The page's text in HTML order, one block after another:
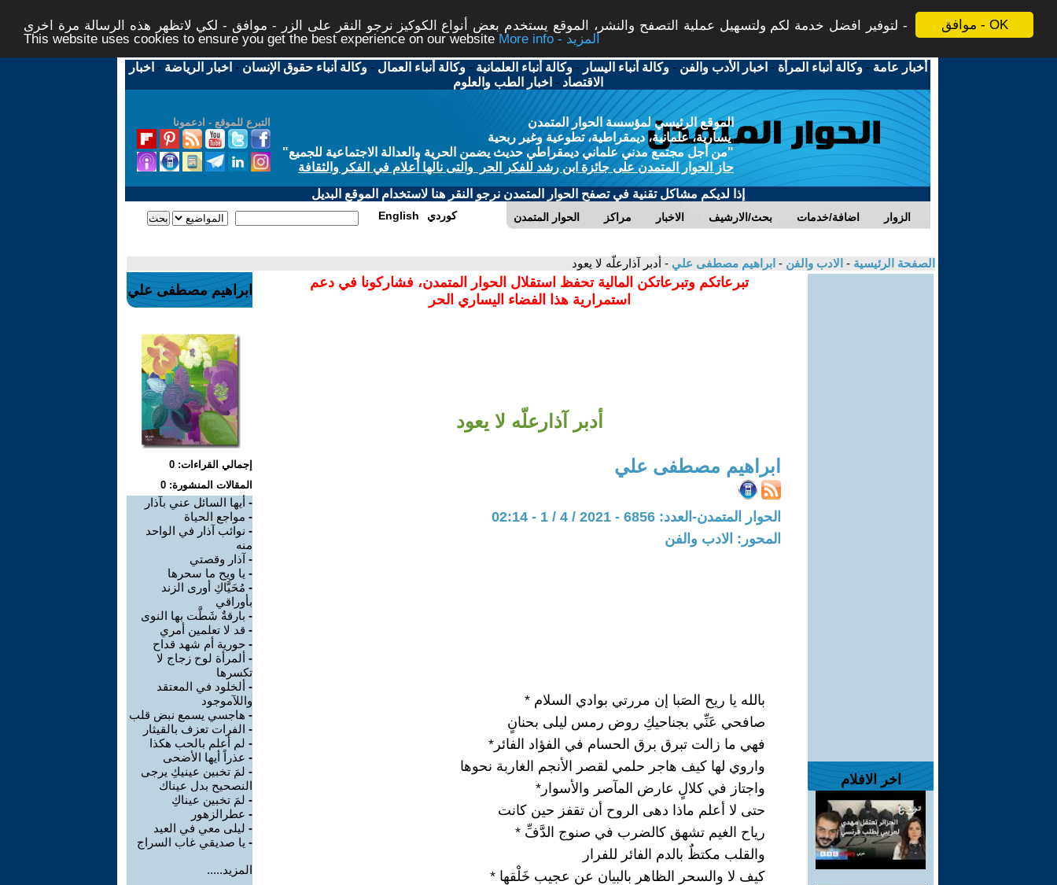
موافق - OK
لتوفير افضل خدمة لكم ولتسهيل عملية التصفح والنشر، الموقع يستخدم بعض أنواع الكوكيز نرجو النقر على الزر - موافق - لكي لاتظهر هذه الرسالة مرة اخرى -
This website uses cookies to ensure you get the best experience on our website
More info - المزيد
أخبار عامة -وكالة أنباء المرأة - اخبار الأدب والفن -وكالة أنباء اليسار -وكالة أنباء العلمانية -وكالة أنباء العمال -وكالة أنباء حقوق الإنسان - اخبار الرياضة - اخبار
الاقتصاد - اخبار الطب والعلوم
التبرع للموقع - ادعمونا
الموقع الرئيسي لمؤسسة الحوار المتمدن
يسارية، علمانية، ديمقراطية، تطوعية وغير ربحية
"من أجل مجتمع مدني علماني ديمقراطي حديث يضمن الحرية والعدالة الاجتماعية للجميع"
حاز الحوار المتمدن على جائزة ابن رشد للفكر الحر والتى نالها أعلام في الفكر والثقافة
إذا لديكم مشاكل تقنية في تصفح الحوار المتمدن نرجو النقر هنا لاستخدام الموقع البديل
الحوار المتمدن مراكز الاخبار بحث/الارشيف اضافة/خدمات الزوار English كوردي
الصفحة الرئيسية - الادب والفن - ابراهيم مصطفى علي - أدبر آذارعلّه لا يعود
اخر الافلام
تبرعاتكم وتبرعاتكن المالية تحفظ استقلال الحوار المتمدن، فشاركونا في دعم
استمرارية هذا الفضاء اليساري الحر
أدبر آذارعلّه لا يعود
ابراهيم مصطفى علي
الحوار المتمدن-العدد: 6856 - 2021 / 4 / 1 - 02:14
المحور: الادب والفن
بالله يا ريح الصَبا إن مررتي بوادي السلام *
صافحي عَنِّي بجناحيكِ روض رمس ليلى بحنانٍ
فهي ما زالت تبرق برق الحسام في الفؤاد الفائر*
واروي لها كيف هاجر حلمي لقصر الأنجم الغاربة نحوها
واجتاز في كلالٍ عارض المآصر والأسوار*
حتى لا أعلم ماذا دهى الروح أن تقفز حين كانت
رياح الغيم تشهق كالضرب في صنوج الدَّفِّ *
والقلب مكتظٌ بالدم الفائر للفرار
كيف لا والسحر الظاهر بالبيان عن عجيب خَلْقها *
ابراهيم مصطفى علي
إجمالي القراءات: 0
المقالات المنشورة: 0
- أيها السائل عني بآذار
- مواجع الحياة
- نوائب آذار في الواحد
منه
- آذار وقصتي
- يا ويح ما سحرها
- مُحَيَّاكِ أورى الزند
بأوراقي
- بارقةٌ شَطَّت بها النوى
- قد لا تعلمين أمري
- حورية أم شهد قداح
- ألمرأة لوح زجاج لا
تكسرها
- ألخلود في المعتقد
واللآموجود
- هاجسي يسمع نبض قلب
- الفرات تعزف بالقيثار
- لم أعلم بالحب هكذا
- عذراً أيها الأضحى
- لمَ تخبين عينيكِ يرجى
النصحيح بدل عيناك
- لمَ تخبين عيناكِ
- عطرالزهور
- ليلى معي في العيد
- يا صديقي غاب السراج
المزيد.....